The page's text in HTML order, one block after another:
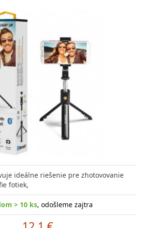
ideálne riešenie pre zhotovovanie
fotiek,
> 10 ks, odošleme zajtra